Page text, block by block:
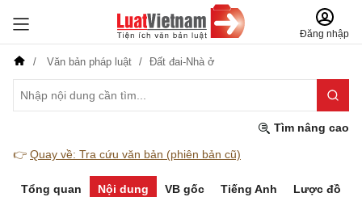
Đăng nhập
Văn bản pháp luật Đất đai-Nhà ở
Tìm nâng cao
👉 Quay về: Tra cứu văn bản (phiên bản cũ)
Tổng quan Nội dung VB gốc Tiếng Anh Lược đồ